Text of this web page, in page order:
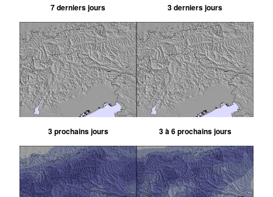
7 derniers jours 3 derniers jours
3 prochains jours 3 à 6 prochains jours